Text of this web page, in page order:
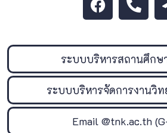
ระบบบริหารสถานศึกษ
ระบบบริหารจัดการงานวิท
Email @tnk.ac.th